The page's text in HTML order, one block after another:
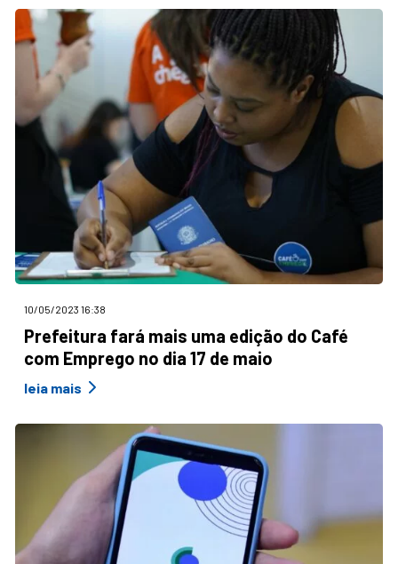
10/05/2023 16:38
Prefeitura fará mais uma edição do Café
com Emprego no dia 17 de maio
leia mais